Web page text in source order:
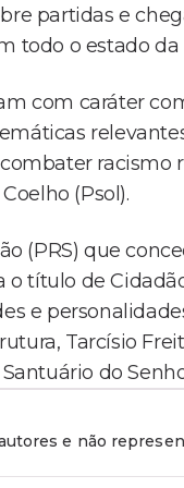
partidas e
todo o estado da
com caráter
racismo
(Psol).
(PRS) que
título de
e
Tarcísio
do
e não